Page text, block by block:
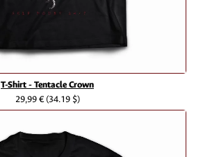
T-Shirt - Tentacle Crown
29,99 €(34.19 $)